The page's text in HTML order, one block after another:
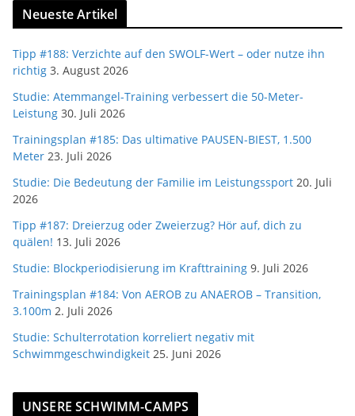
Neueste Artikel
Tipp #188: Verzichte auf den SWOLF-Wert – oder nutze ihn
richtig 3. August 2026
Studie: Atemmangel-Training verbessert die 50-Meter-
Leistung 30. Juli 2026
Trainingsplan #185: Das ultimative PAUSEN-BIEST, 1.500
Meter 23. Juli 2026
Studie: Die Bedeutung der Familie im Leistungssport 20. Juli
2026
Tipp #187: Dreierzug oder Zweierzug? Hör auf, dich zu
quälen! 13. Juli 2026
Studie: Blockperiodisierung im Krafttraining 9. Juli 2026
Trainingsplan #184: Von AEROB zu ANAEROB – Transition,
3.100m 2. Juli 2026
Studie: Schulterrotation korreliert negativ mit
Schwimmgeschwindigkeit 25. Juni 2026
UNSERE SCHWIMM-CAMPS